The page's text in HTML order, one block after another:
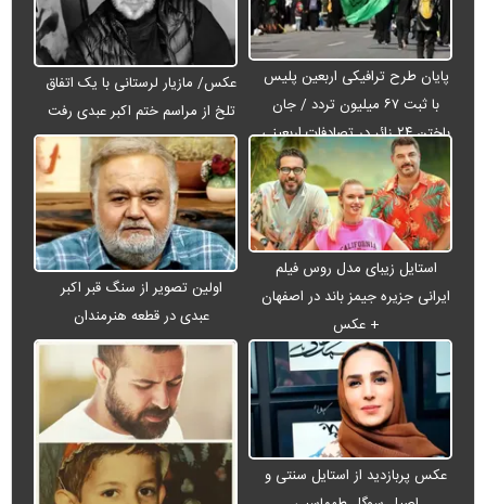
پایان طرح ترافیکی اربعین پلیس
با ثبت ۶۷ میلیون تردد / جان
باختن ۲۴ زائر در تصادفات اربعینی
عکس/ مازیار لرستانی با یک اتفاق
تلخ از مراسم ختم اکبر عبدی رفت
استایل زیبای مدل روس فیلم
ایرانی جزیره جیمز باند در اصفهان
+ عکس
اولین تصویر از سنگ قبر اکبر
عبدی در قطعه هنرمندان
عکس پربازدید از استایل سنتی و